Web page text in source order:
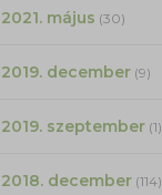
2021. május (30)
2019. december(9)
2019. szeptember(1)
2018. december(114)